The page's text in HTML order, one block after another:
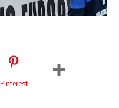
Pinterest